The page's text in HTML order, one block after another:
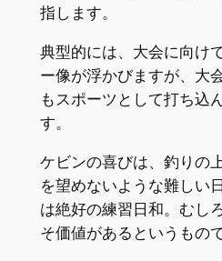
指します。
典型的には、大会に向け
ー像が浮かびますが、大
もスポーツとして打ち込
す。
ケビンの喜びは、釣りの
を望めないような難しい
は絶好の練習日和。むし
そ価値があるというもので